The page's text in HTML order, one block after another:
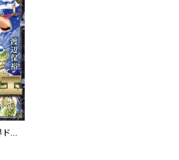
ドカクエ 異世界ドカコッククエスト